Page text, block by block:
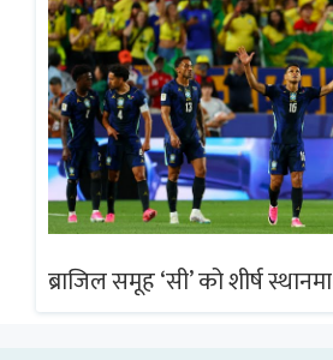
ब्राजिल समूह ‘सी’ को शीर्ष स्थानमा